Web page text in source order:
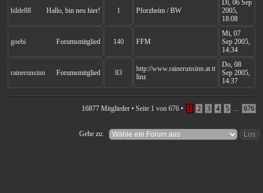
Hallo, bin neu hier!
hilde88 1 Pforzheim / BW
Di, 06 Sep
2005,
18:08
Forumsmitglied
goebi 140 FFM
Mi, 07
Sep 2005,
14:34
Forumsmitglied
rainerunsinn 83
http://www.rainerunsinn.at.tt
linz
Do, 08
Sep 2005,
14:37
16877 Mitglieder • Seite 1 von 676 • 1 2 3 4 5 ... 676
Gehe zu: